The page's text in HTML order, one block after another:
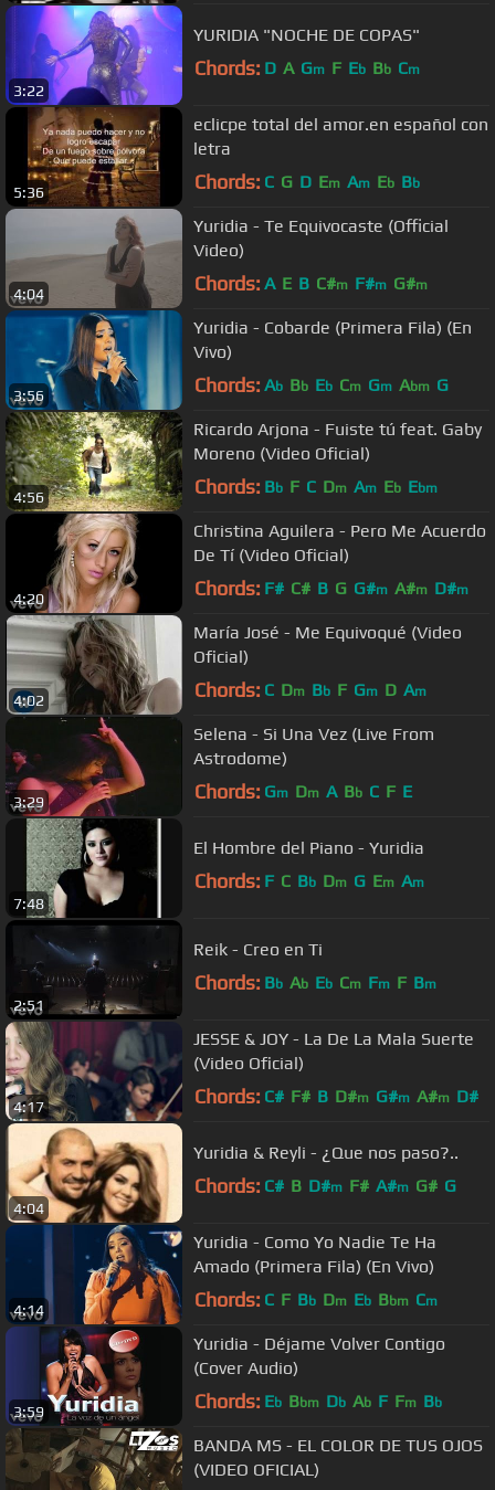
3:22
YURIDIA "NOCHE DE COPAS"
Chords: D A Gm F Eb Bb Cm
5:36
eclicpe total del amor.en español con
letra
Chords: C G D Em Am Eb Bb
4:04
Yuridia - Te Equivocaste (Official
Video)
Chords: A E B C#m F#m G#m
3:56
Yuridia - Cobarde (Primera Fila) (En
Vivo)
Chords: Ab Bb Eb Cm Gm Abm G
4:56
Ricardo Arjona - Fuiste tú feat. Gaby
Moreno (Video Oficial)
Chords: Bb F C Dm Am Eb Ebm
4:20
Christina Aguilera - Pero Me Acuerdo
De Tí (Video Oficial)
Chords: F# C# B G G#m A#m D#m
4:02
María José - Me Equivoqué (Video
Oficial)
Chords: C Dm Bb F Gm D Am
3:29
Selena - Si Una Vez (Live From
Astrodome)
Chords: Gm Dm A Bb C F E
7:48
El Hombre del Piano - Yuridia
Chords: F C Bb Dm G Em Am
2:51
Reik - Creo en Ti
Chords: Bb Ab Eb Cm Fm F Bm
4:17
JESSE & JOY - La De La Mala Suerte
(Video Oficial)
Chords: C# F# B D#m G#m A#m D#
4:04
Yuridia & Reyli - ¿Que nos paso?..
Chords: C# B D#m F# A#m G# G
4:14
Yuridia - Como Yo Nadie Te Ha
Amado (Primera Fila) (En Vivo)
Chords: C F Bb Dm Eb Bbm Cm
3:59
Yuridia - Déjame Volver Contigo
(Cover Audio)
Chords: Eb Bbm Db Ab F Fm Bb
BANDA MS - EL COLOR DE TUS OJOS
(VIDEO OFICIAL)